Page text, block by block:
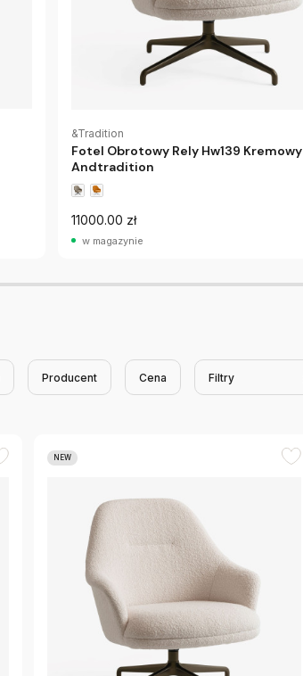
&Tradition
Fotel Obrotowy Rely Hw139 Kremowy
Andtradition
11000.00 zł
w magazynie
Producent Cena Filtry
NEW